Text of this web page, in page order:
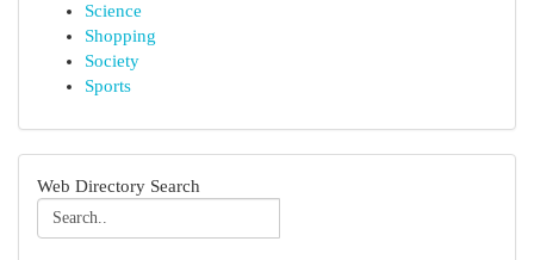
Science
Shopping
Society
Sports
Web Directory Search